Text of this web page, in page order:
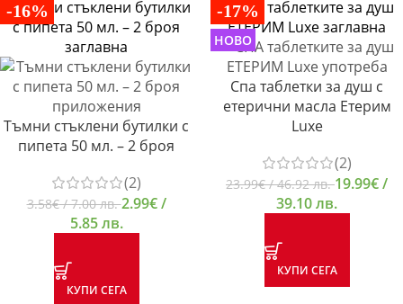
-16%
Тъмни стъклени бутилки с
пипета 50 мл. – 2 броя
(2)
3.58€/ 7.00 лв.2.99€/
5.85 лв.
КУПИ СЕГА
-17%
НОВО
Спа таблетки за душ с
етерични масла Етерим
Luxe
(2)
23.99€/ 46.92 лв.19.99€/
39.10 лв.
КУПИ СЕГА